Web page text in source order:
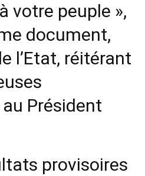
votre peuple »,
document,
l’Etat, réitérant
Président
provisoires